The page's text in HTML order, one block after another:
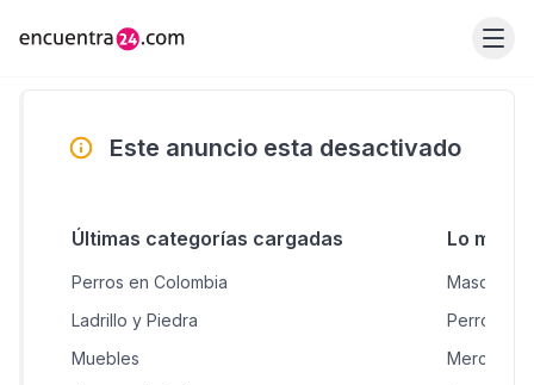
Este anuncio esta desactivado
Últimas categorías cargadas
Perros en Colombia
Ladrillo y Piedra
Muebles
Lo más
Mascotas
Perros en
Mercancía